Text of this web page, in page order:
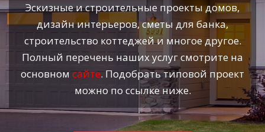
Эскизные и строительные проекты домов,
дизайн интерьеров, сметы для банка,
строительство коттеджей и многое другое.
Полный перечень наших услуг смотрите на
основном сайте. Подобрать типовой проект
можно по ссылке ниже.